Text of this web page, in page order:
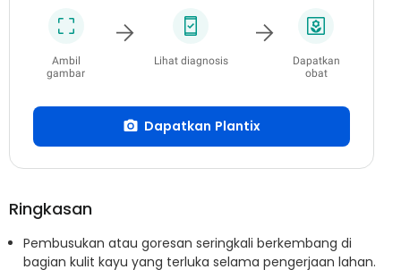
Ambil
gambar
Lihat diagnosis
Dapatkan
obat
Dapatkan Plantix
Ringkasan
Pembusukan atau goresan seringkali berkembang di
bagian kulit kayu yang terluka selama pengerjaan lahan.